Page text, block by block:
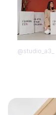
@studio_a3_